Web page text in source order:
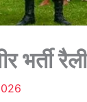
भर्ती